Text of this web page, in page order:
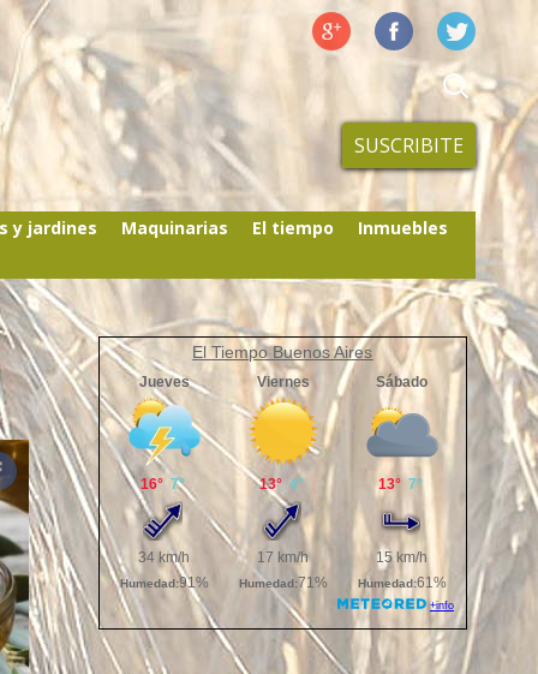
SUSCRIBITE
y jardines Maquinarias El tiempo Inmuebles
El Tiempo Buenos Aires